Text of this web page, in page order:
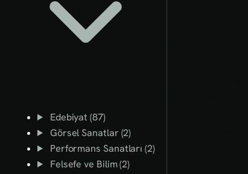
Edebiyat (87)
Görsel Sanatlar (2)
Performans Sanatları (2)
Felsefe ve Bilim (2)